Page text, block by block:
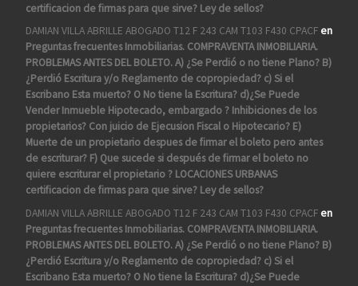
certificacion de firmas para que sirve? Ley de sellos?
DAMIAN VILLA ABRILLE ABOGADO T12 F 243 CAM T103 F430 CPACFen
Preguntas frecuentes Inmobiliarias. COMPRAVENTA INMOBILIARIA.
PROBLEMAS ANTES DEL BOLETO. A) ¿Se Perdió o no tiene Plano? B)
¿Perdió Escritura y/o Reglamento de copropiedad? c) Si el
Escribano Esta muerto? O No tiene la Escritura? d)¿Se Puede
Vender Inmueble Hipotecado, embargado ? Inhibiciones de los
propietarios? Con juicio de Ejecusion Fiscal o Hipotecario? E)
Muerte de un propietario despues de firmar el boleto pero antes
de escriturar? F) Que sucede si después de firmar el boleto no
quiere escriturar el propietario ? LOCACIONES URBANAS
certificacion de firmas para que sirve? Ley de sellos?
DAMIAN VILLA ABRILLE ABOGADO T12 F 243 CAM T103 F430 CPACFen
Preguntas frecuentes Inmobiliarias. COMPRAVENTA INMOBILIARIA.
PROBLEMAS ANTES DEL BOLETO. A) ¿Se Perdió o no tiene Plano? B)
¿Perdió Escritura y/o Reglamento de copropiedad? c) Si el
Escribano Esta muerto? O No tiene la Escritura? d)¿Se Puede